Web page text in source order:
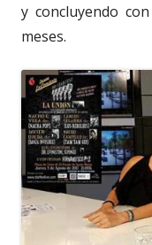
y concluyendo
meses.